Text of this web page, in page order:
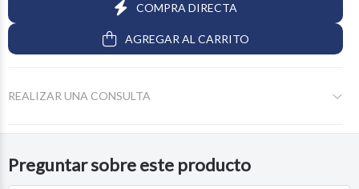
COMPRA DIRECTA
AGREGAR AL CARRITO
REALIZAR UNA CONSULTA
Preguntar sobre este producto